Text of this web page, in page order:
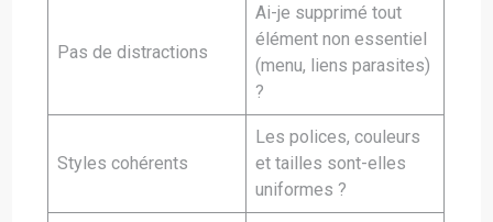
Pas de distractions
Ai-je supprimé tout
élément non essentiel
(menu, liens parasites)
?
Styles cohérents
Les polices, couleurs
et tailles sont-elles
uniformes ?